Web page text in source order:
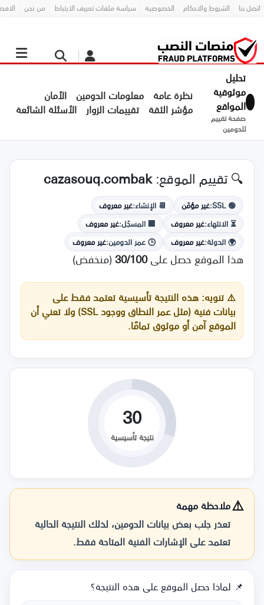
اتصل بنا الشروط والاحكام الخصوصية سياسة ملفات تعريف الارتباط من نحن
تحليل
موثوقية
المواقع
صفحة تقييم
للدومين
نظرة عامة معلومات الدومين الأمان
مؤشر الثقة تقييمات الزوار الأسئلة الشائعة
🔍 تقييم الموقع:cazasouq.combak
🟢 SSL: غير مؤمّن 📆 الإنشاء:غير معروف
⏳ الانتهاء:غير معروف 🏢 المسجّل:غير معروف
🌍 الدولة:غير معروف 🕒 عمر الدومين:غير معروف
هذا الموقع حصل على30/100(منخفض)
⚠️تنويه: هذه النتيجة تأسيسية تعتمد فقط على
بيانات فنية (مثل عمر النطاق ووجود SSL) ولا تعني أن
الموقع آمن أو موثوق تمامًا.
30
نتيجة تأسيسية
⚠️ملاحظة مهمة
تعذر جلب بعض بيانات الدومين، لذلك النتيجة الحالية
تعتمد على الإشارات الفنية المتاحة فقط.
📌 لماذا حصل الموقع على هذه النتيجة؟